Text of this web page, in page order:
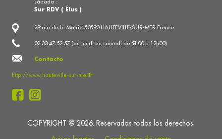
29 rue de la Mairie 50590 HAUTEVILLE-SUR-MER France
02 33 47 52 57 (du lundi au samedi de 9h00 à 12h00)
Contacto
http://www.hauteville-sur-mer.fr
sábado :
Sur RDV ( Élus )
COPYRIGHT © 2026. Reservados todos los derechos.